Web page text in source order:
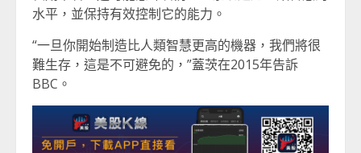
水平，並保持有效控制它的能力。
“一旦你開始制造比人類智慧更高的機器，我們將很
難生存，這是不可避免的，”蓋茨在2015年告訴
BBC。